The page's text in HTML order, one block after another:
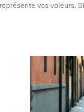
vos